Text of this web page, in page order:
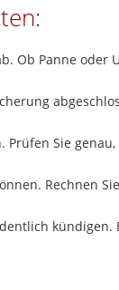
Ob Panne
Sie
Rechnen